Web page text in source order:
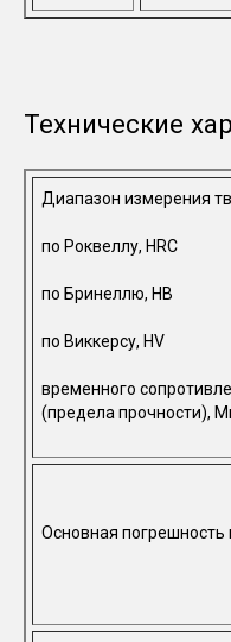
Технические
Диапазон измерения
по Роквеллу, HRC
по Бринеллю, НВ
по Виккерсу, HV
временного
(предела прочности),
Основная погрешность